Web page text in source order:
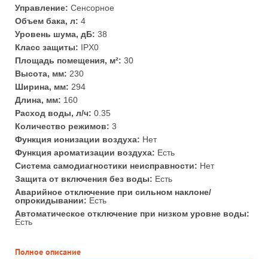
Управление: Сенсорное
Объем бака, л: 4
Уровень шума, дБ: 38
Класс защиты: IPX0
Площадь помещения, м²: 30
Высота, мм: 230
Ширина, мм: 294
Длина, мм: 160
Расход воды, л/ч: 0.35
Количество режимов: 3
Функция ионизации воздуха: Нет
Функция ароматизации воздуха: Есть
Система самодиагностики неисправности: Нет
Защита от включения без воды: Есть
Аварийное отключение при сильном наклоне/
опрокидывании: Есть
Автоматическое отключение при низком уровне воды:
Есть
Полное описание